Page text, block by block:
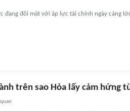
đang đối mặt với áp lực tài chính ngày càng
trên sao Hỏa lấy cảm hứng